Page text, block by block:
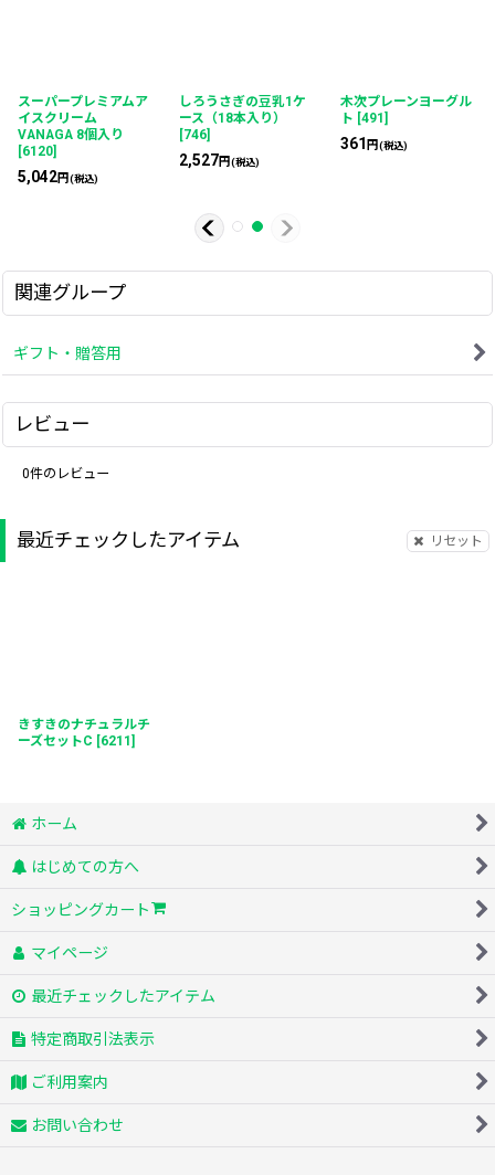
スーパープレミアムア
イスクリーム
VANAGA 8個入り
[6120]
5,042円(税込)
しろうさぎの豆乳1ケ
ース（18本入り）
[746]
2,527円(税込)
木次プレーンヨーグル
ト [491 ]
361 円(税込)
関連グループ
ギフト・贈答用
レビュー
0件のレビュー
最近チェックしたアイテム リセット
きすきのナチュラルチ
ーズセットC [6211 ]
ホーム
はじめての方へ
ショッピングカート
マイページ
最近チェックしたアイテム
特定商取引法表示
ご利用案内
お問い合わせ